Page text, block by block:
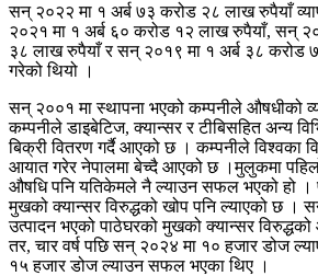
सन् २०२२ मा १ अर्ब ७३ करोड २८ लाख रुपैयाँ
२०२१ मा १ अर्ब ६० करोड १२ लाख रुपैयाँ, सन्
३८ लाख रुपैयाँ र सन् २०१९ मा १ अर्ब ३८ करोड
गरेको थियो ।
सन् २००१ मा स्थापना भएको कम्पनीले औषधीको
कम्पनीले डाइबेटिज, क्यान्सर र टीबिसहित अन्य
बिक्री वितरण गर्दै आएको छ । कम्पनीले विश्वका
आयात गरेर नेपालमा बेच्दै आएको छ ।मुलुकमा
औषधि पनि यतिकेमले नै ल्याउन सफल भएको हो ।
मुखको क्यान्सर विरुद्धको खोप पनि ल्याएको छ ।
उत्पादन भएको पाठेघरको मुखको क्यान्सर
तर, चार वर्ष पछि सन् २०२४ मा १० हजार डोज
१५ हजार डोज ल्याउन सफल भएका थिए ।